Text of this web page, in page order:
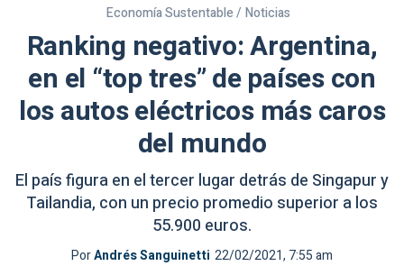
Economía Sustentable / Noticias
Ranking negativo: Argentina,
en el “top tres” de países con
los autos eléctricos más caros
del mundo
El país figura en el tercer lugar detrás de Singapur y
Tailandia, con un precio promedio superior a los
55.900 euros.
PorAndrés Sanguinetti 22/02/2021, 7:55 am